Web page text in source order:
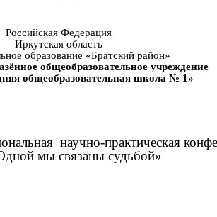
Российская Федерация
Иркутская область
образование «Братский район»
общеобразовательное учреждение
общеобразовательная школа № 1»
научно-практическая
мы связаны судьбой»